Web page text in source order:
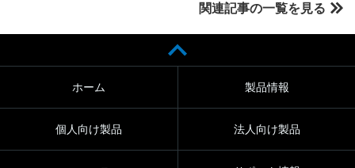
関連記事の一覧を見る
ホーム 製品情報
個人向け製品 法人向け製品